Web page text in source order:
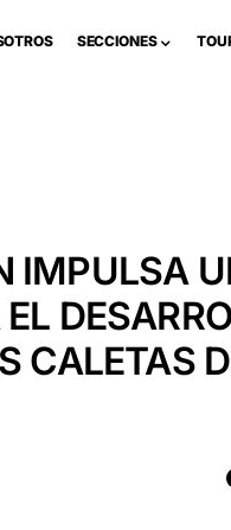
SECCIONES
IMPULSA
CALETAS